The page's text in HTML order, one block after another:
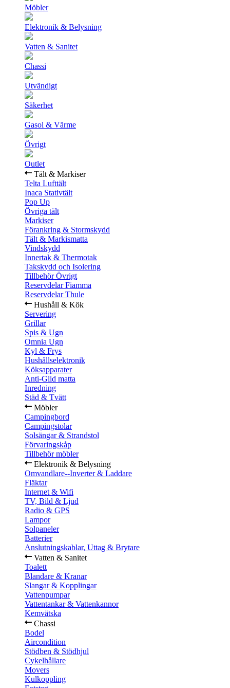
Möbler
Elektronik & Belysning
Vatten & Sanitet
Chassi
Utvändigt
Säkerhet
Gasol & Värme
Övrigt
Outlet
Tält & Markiser
Telta Lufttält
Inaca Stativtält
Pop Up
Övriga tält
Markiser
Förankring & Stormskydd
Tält & Markismatta
Vindskydd
Innertak & Thermotak
Takskydd och Isolering
Tillbehör Övrigt
Reservdelar Fiamma
Reservdelar Thule
Hushåll & Kök
Servering
Grillar
Spis & Ugn
Omnia Ugn
Kyl & Frys
Hushållselektronik
Köksapparater
Anti-Glid matta
Inredning
Städ & Tvätt
Möbler
Campingbord
Campingstolar
Solsängar & Strandstol
Förvaringskåp
Tillbehör möbler
Elektronik & Belysning
Omvandlare--Inverter & Laddare
Fläktar
Internet & Wifi
TV, Bild & Ljud
Radio & GPS
Lampor
Solpaneler
Batterier
Anslutningskablar, Uttag & Brytare
Vatten & Sanitet
Toalett
Blandare & Kranar
Slangar & Kopplingar
Vattenpumpar
Vattentankar & Vattenkannor
Kemvätska
Chassi
Bodel
Aircondition
Stödben & Stödhjul
Cykelhållare
Movers
Kulkoppling